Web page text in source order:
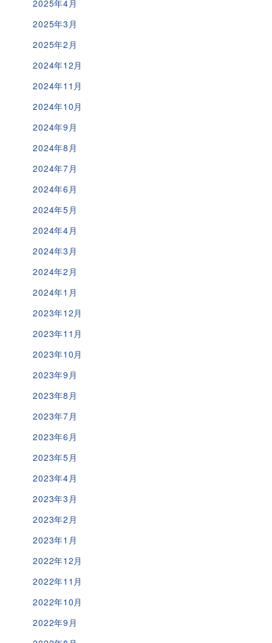
2025年4月
2025年3月
2025年2月
2024年12月
2024年11月
2024年10月
2024年9月
2024年8月
2024年7月
2024年6月
2024年5月
2024年4月
2024年3月
2024年2月
2024年1月
2023年12月
2023年11月
2023年10月
2023年9月
2023年8月
2023年7月
2023年6月
2023年5月
2023年4月
2023年3月
2023年2月
2023年1月
2022年12月
2022年11月
2022年10月
2022年9月